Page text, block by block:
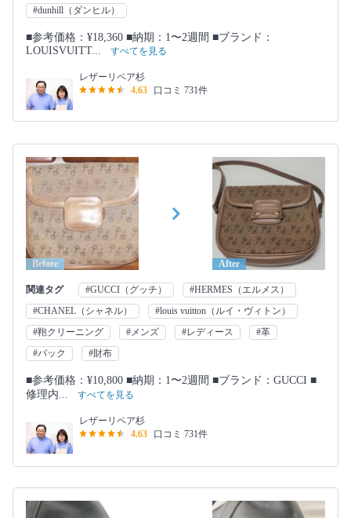
#dunhill（ダンヒル）
■参考価格：¥18,360 ■納期：1〜2週間 ■ブランド：
LOUISVUITT...
すべてを見る
レザーリペア杉
4.63
口コミ 731件
Before After
関連タグ #GUCCI（グッチ）
#HERMES（エルメス）
#CHANEL（シャネル）
#louis vuitton（ルイ・ヴィトン）
#鞄クリーニング
#メンズ #レディース
#革
#バック
#財布
■参考価格：¥10,800 ■納期：1〜2週間 ■ブランド：GUCCI ■
修理内...
すべてを見る
レザーリペア杉
4.63
口コミ 731件